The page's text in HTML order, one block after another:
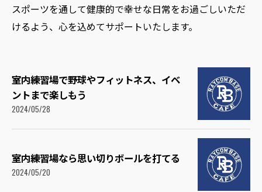
スポーツを通して健康的で幸せな日常をお過ごしいただ
けるよう、心を込めてサポートいたします。
室内練習場で野球やフィットネス、イベ
ントまで楽しもう
2024/05/28
室内練習場なら思い切りボールを打てる
2024/05/20